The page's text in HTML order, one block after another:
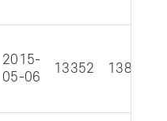
2015-
05-06
13352 1380